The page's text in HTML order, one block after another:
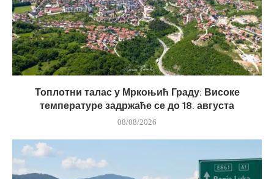
Топлотни талас у Мркоњић Граду: Високе
температуре задржаће се до 18. августа
08/08/2026